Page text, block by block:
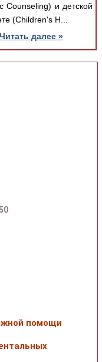
Counseling) и детской
(Children's H...
Читать далее »
помощи